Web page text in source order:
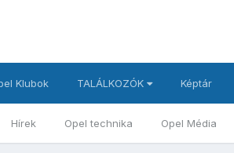
Hírek Opel technika Opel Média
Klubok TALÁLKOZÓK Képtár